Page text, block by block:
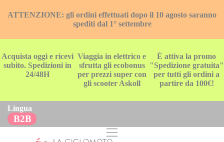
ATTENZIONE: gli ordini effettuati dopo il 10 agosto saranno
spediti dal 1° settembre
Acquista oggi e ricevi
subito. Spedizioni in
24/48H
Viaggia in elettrico e
sfrutta gli ecobonus
per prezzi super con
gli scooter Askoll
È attiva la promo
"Spedizione gratuita"
per tutti gli ordini a
partire da 100€!
Lingua
B2B